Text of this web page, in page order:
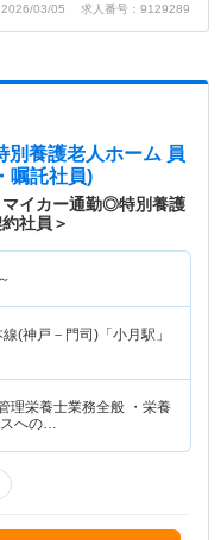
2026/03/05 求人番号：9129289
別養護老人ホーム 員
嘱託社員)
マイカー通勤◎特別養護
社員＞
線(神戸－門司)「小月駅」
理栄養士業務全般 ・栄養
スへの…